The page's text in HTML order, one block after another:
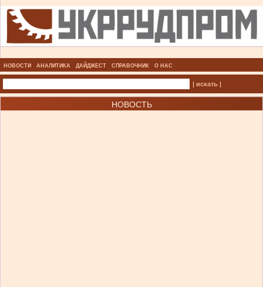
НОВОСТИ АНАЛИТИКА ДАЙДЖЕСТ СПРАВОЧНИК О НАС
| искать |
НОВОСТЬ